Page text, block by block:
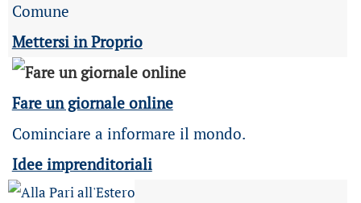
Comune
Mettersi in Proprio
Fare un giornale online
Cominciare a informare il mondo.
Idee imprenditoriali